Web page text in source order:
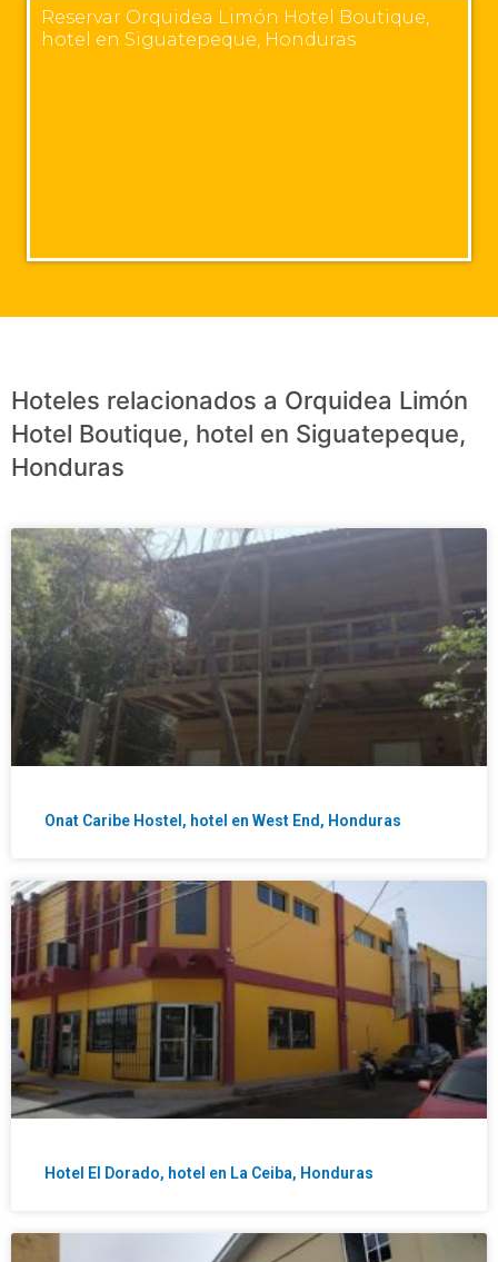
Reservar Orquidea Limón Hotel Boutique,
hotel en Siguatepeque, Honduras
Hoteles relacionados a Orquidea Limón
Hotel Boutique, hotel en Siguatepeque,
Honduras
Onat Caribe Hostel, hotel en West End, Honduras
Hotel El Dorado, hotel en La Ceiba, Honduras